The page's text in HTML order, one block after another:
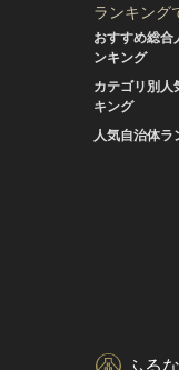
ランキング
おすすめ総合
ンキング
カテゴリ別人
キング
人気自治体ラ